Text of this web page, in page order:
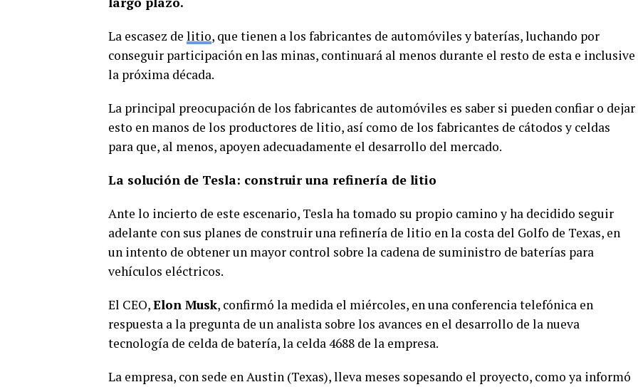
La escasez de litio, que tienen a los fabricantes de automóviles y baterías, luchando por
conseguir participación en las minas, continuará al menos durante el resto de esta e inclusive
la próxima década.
La principal preocupación de los fabricantes de automóviles es saber si pueden confiar o dejar
esto en manos de los productores de litio, así como de los fabricantes de cátodos y celdas
para que, al menos, apoyen adecuadamente el desarrollo del mercado.
La solución de Tesla: construir una refinería de litio
Ante lo incierto de este escenario, Tesla ha tomado su propio camino y ha decidido seguir
adelante con sus planes de construir una refinería de litio en la costa del Golfo de Texas, en
un intento de obtener un mayor control sobre la cadena de suministro de baterías para
vehículos eléctricos.
El CEO,Elon Musk, confirmó la medida el miércoles, en una conferencia telefónica en
respuesta a la pregunta de un analista sobre los avances en el desarrollo de la nueva
tecnología de celda de batería, la celda 4688 de la empresa.
La empresa, con sede en Austin (Texas), lleva meses sopesando el proyecto, como ya informó